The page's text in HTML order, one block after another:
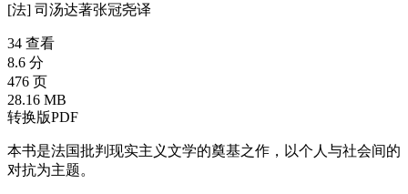
[法] 司汤达著张冠尧译
34 查看
8.6 分
476 页
28.16 MB
转换版PDF
本书是法国批判现实主义文学的奠基之作，以个人与社会间的
对抗为主题。